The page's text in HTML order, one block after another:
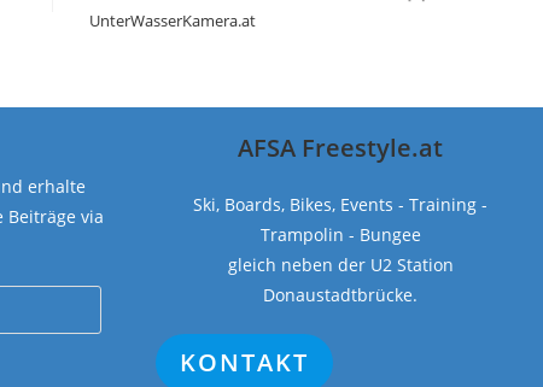
UnterWasserKamera.at
erhalte
Beiträge via
AFSA Freestyle.at
Ski, Boards, Bikes, Events - Training -
Trampolin - Bungee
gleich neben der U2 Station
Donaustadtbrücke.
KONTAKT